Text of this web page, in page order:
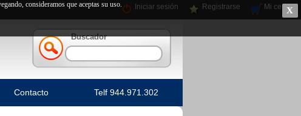
X
consideramos que aceptas su uso.
Iniciar sesión Registrarse Mi cesta
Buscador
Contacto Telf 944.971.302